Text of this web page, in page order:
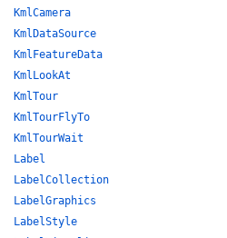
KmlCamera
KmlDataSource
KmlFeatureData
KmlLookAt
KmlTour
KmlTourFlyTo
KmlTourWait
Label
LabelCollection
LabelGraphics
LabelStyle